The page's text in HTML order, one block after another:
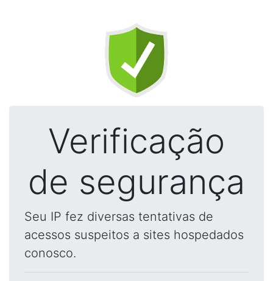
Verificação
de segurança
Seu IP fez diversas tentativas de
acessos suspeitos a sites hospedados
conosco.